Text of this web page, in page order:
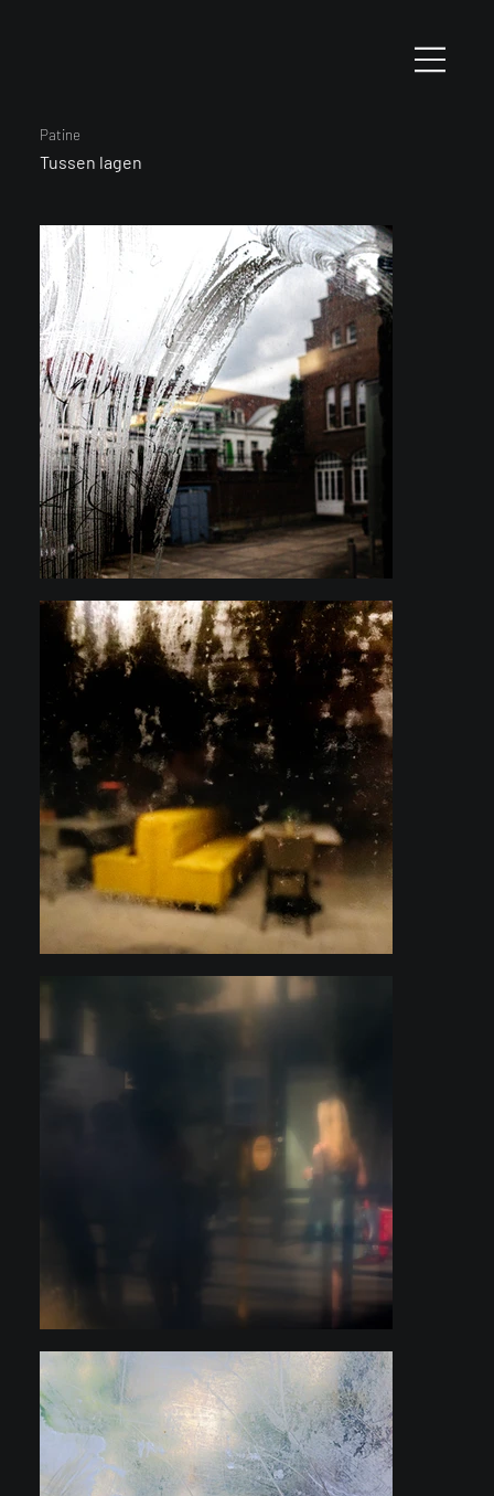
Patine
Tussen lagen